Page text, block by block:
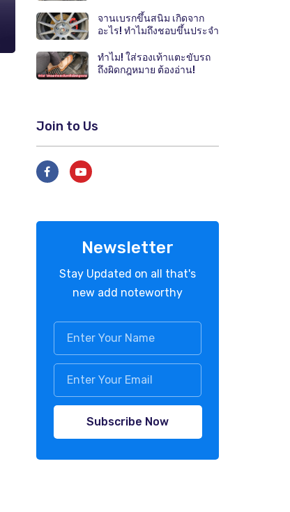
จานเบรกขึ้นสนิม เกิดจาก
อะไร! ทำไมถึงชอบขึ้นประจำ
ทำไม! ใส่รองเท้าแตะขับรถ
ถึงผิดกฎหมาย ต้องอ่าน!
Join to Us
Newsletter
Stay Updated on all that's
new add noteworthy
Subscribe Now